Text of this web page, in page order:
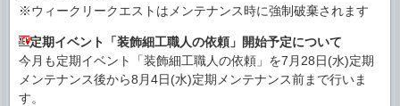
※ウィークリークエストはメンテナンス時に強制破棄されます
定期イベント「装飾細工職人の依頼」開始予定について
今月も定期イベント「装飾細工職人の依頼」を7月28日(水)定期
メンテナンス後から8月4日(水)定期メンテナンス前まで行いま
す。